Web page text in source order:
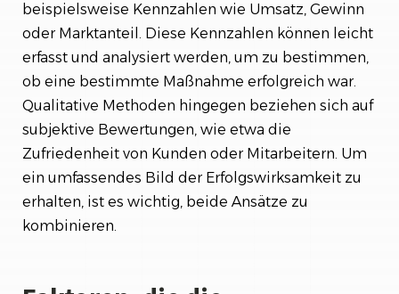
beispielsweise Kennzahlen wie Umsatz, Gewinn
oder Marktanteil. Diese Kennzahlen können leicht
erfasst und analysiert werden, um zu bestimmen,
ob eine bestimmte Maßnahme erfolgreich war.
Qualitative Methoden hingegen beziehen sich auf
subjektive Bewertungen, wie etwa die
Zufriedenheit von Kunden oder Mitarbeitern. Um
ein umfassendes Bild der Erfolgswirksamkeit zu
erhalten, ist es wichtig, beide Ansätze zu
kombinieren.